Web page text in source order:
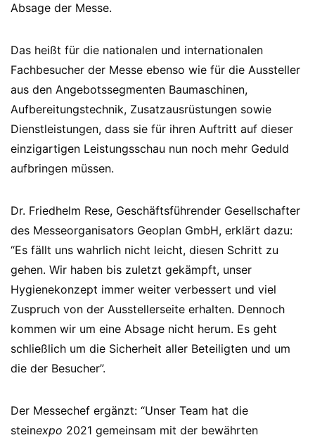
Absage der Messe.
Das heißt für die nationalen und internationalen
Fachbesucher der Messe ebenso wie für die Aussteller
aus den Angebotssegmenten Baumaschinen,
Aufbereitungstechnik, Zusatzausrüstungen sowie
Dienstleistungen, dass sie für ihren Auftritt auf dieser
einzigartigen Leistungsschau nun noch mehr Geduld
aufbringen müssen.
Dr. Friedhelm Rese, Geschäftsführender Gesellschafter
des Messeorganisators Geoplan GmbH, erklärt dazu:
“Es fällt uns wahrlich nicht leicht, diesen Schritt zu
gehen. Wir haben bis zuletzt gekämpft, unser
Hygienekonzept immer weiter verbessert und viel
Zuspruch von der Ausstellerseite erhalten. Dennoch
kommen wir um eine Absage nicht herum. Es geht
schließlich um die Sicherheit aller Beteiligten und um
die der Besucher”.
Der Messechef ergänzt: “Unser Team hat die
steinexpo 2021 gemeinsam mit der bewährten